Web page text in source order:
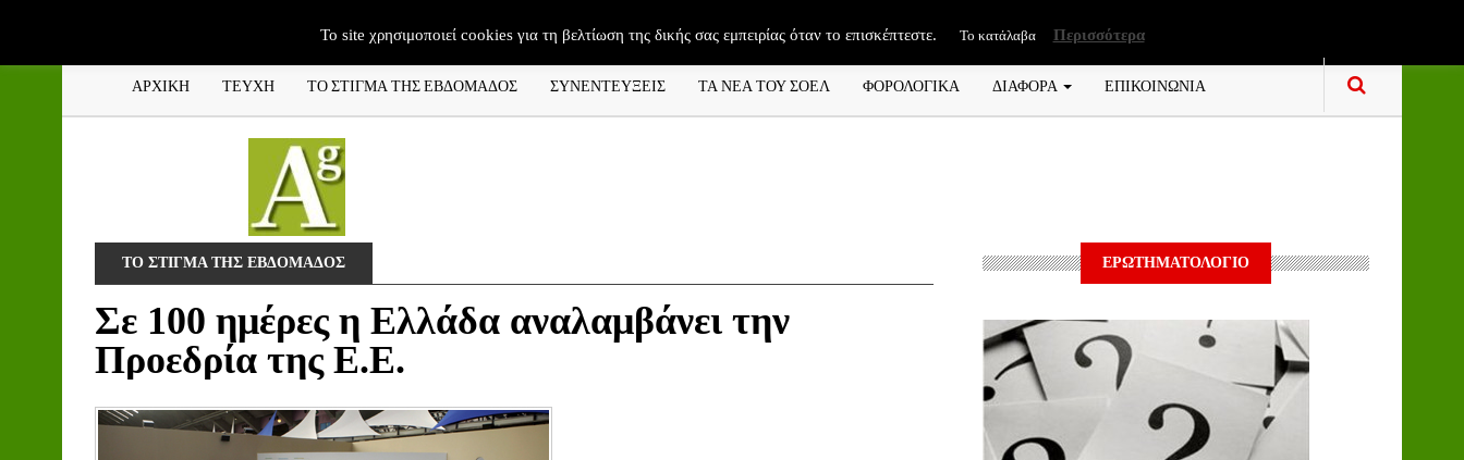
ΑΡΧΙΚΗ ΤΕΥΧΗ ΤΟ ΣΤΙΓΜΑ ΤΗΣ ΕΒΔΟΜΑΔΟΣ ΣΥΝΕΝΤΕΥΞΕΙΣ ΤΑ ΝΕΑ ΤΟΥ ΣΟΕΛ ΦΟΡΟΛΟΓΙΚΑ ΔΙΑΦΟΡΑ ΕΠΙΚΟΙΝΩΝΙΑ
ΤΟ ΣΤΙΓΜΑ ΤΗΣ ΕΒΔΟΜΑΔΟΣ
Σε 100 ημέρες η Ελλάδα αναλαμβάνει την
Προεδρία της Ε.Ε.
ΕΡΩΤΗΜΑΤΟΛΟΓΙΟ
To site χρησιμοποιεί cookies για τη βελτίωση της δικής σας εμπειρίας όταν το επισκέπτεστε. Το κατάλαβα Περισσότερα